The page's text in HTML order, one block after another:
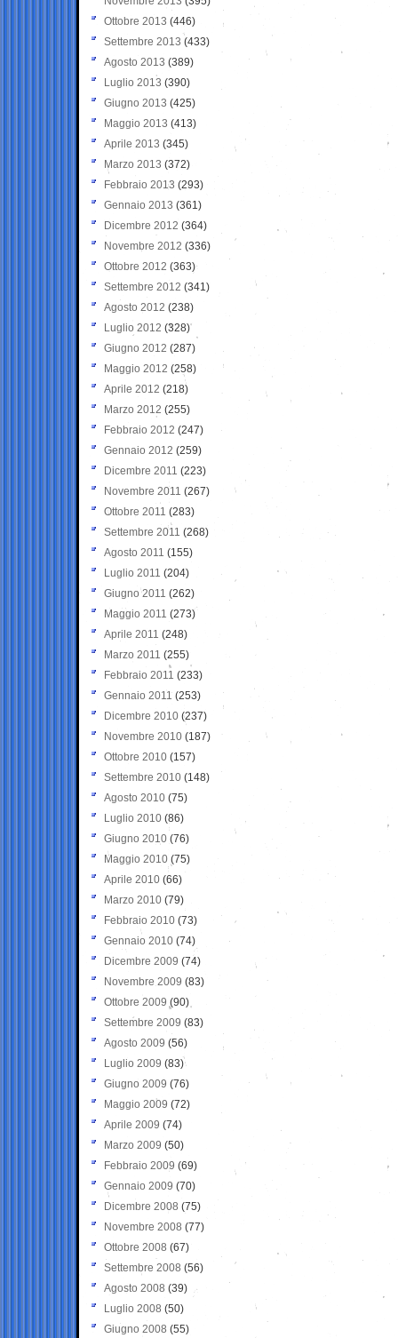
Ottobre 2013 (446)
Settembre 2013 (433)
Agosto 2013 (389)
Luglio 2013 (390)
Giugno 2013 (425)
Maggio 2013 (413)
Aprile 2013 (345)
Marzo 2013 (372)
Febbraio 2013 (293)
Gennaio 2013 (361)
Dicembre 2012 (364)
Novembre 2012 (336)
Ottobre 2012 (363)
Settembre 2012 (341)
Agosto 2012 (238)
Luglio 2012 (328)
Giugno 2012 (287)
Maggio 2012 (258)
Aprile 2012 (218)
Marzo 2012 (255)
Febbraio 2012 (247)
Gennaio 2012 (259)
Dicembre 2011 (223)
Novembre 2011 (267)
Ottobre 2011 (283)
Settembre 2011 (268)
Agosto 2011 (155)
Luglio 2011 (204)
Giugno 2011 (262)
Maggio 2011 (273)
Aprile 2011 (248)
Marzo 2011 (255)
Febbraio 2011 (233)
Gennaio 2011 (253)
Dicembre 2010 (237)
Novembre 2010 (187)
Ottobre 2010 (157)
Settembre 2010 (148)
Agosto 2010 (75)
Luglio 2010 (86)
Giugno 2010 (76)
Maggio 2010 (75)
Aprile 2010 (66)
Marzo 2010 (79)
Febbraio 2010 (73)
Gennaio 2010 (74)
Dicembre 2009 (74)
Novembre 2009 (83)
Ottobre 2009 (90)
Settembre 2009 (83)
Agosto 2009 (56)
Luglio 2009 (83)
Giugno 2009 (76)
Maggio 2009 (72)
Aprile 2009 (74)
Marzo 2009 (50)
Febbraio 2009 (69)
Gennaio 2009 (70)
Dicembre 2008 (75)
Novembre 2008 (77)
Ottobre 2008 (67)
Settembre 2008 (56)
Agosto 2008 (39)
Luglio 2008 (50)
Giugno 2008 (55)